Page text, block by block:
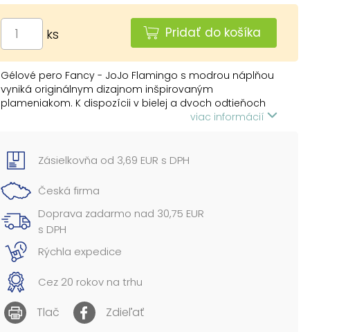
ks Pridať do košíka
Gélové pero Fancy - JoJo Flamingo s modrou náplňou
vyniká originálnym dizajnom inšpirovaným
plameniakom. K dispozícii v bielej a dvoch odtieňoch
ružovej farby. Jemný hrot so šírkou stopy 0,5 mm
Pero je vybavené uzáverom, ktorý chráni hrot pred
poškodením, a má pružné, odolné plastové telo, ktoré
sa pohodlne drží. Jeho jedinečný vzhľad z neho robí
ideálny darček.
Hrot: 0,5 mm
Motív: plameniak
Počet kusov v balení: 48 ks
Farba: biela, ružová, svetloružová
UPOZORNENIE:
Nevhodné pre deti do 3 rokov. Nebezpečenstvo
vdýchnutia a prehltnutia malých častíc.
viac informácií
Zásielkovňa od 3,69 EUR s DPH
Česká firma
Doprava zadarmo nad 30,75 EUR
s DPH
Rýchla expedice
Cez 20 rokov na trhu
Tlač Zdieľať